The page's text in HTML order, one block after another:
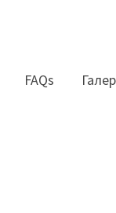
FAQs